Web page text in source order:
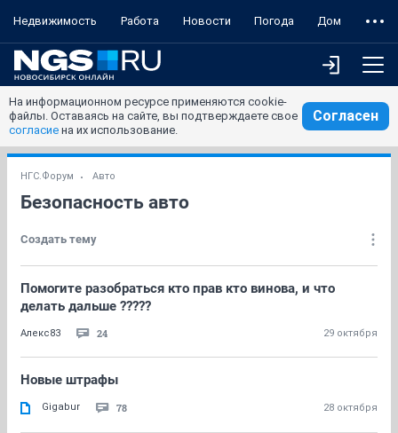
Недвижимость Работа Новости Погода Дом
На информационном ресурсе применяются cookie-
файлы. Оставаясь на сайте, вы подтверждаете свое
согласие на их использование.
Согласен
НГС.Форум Авто
Безопасность авто
Создать тему
Помогите разобраться кто прав кто винова, и что
делать дальше ?????
Алекс83 24 29 октября
Новые штрафы
Gigabur 78 28 октября